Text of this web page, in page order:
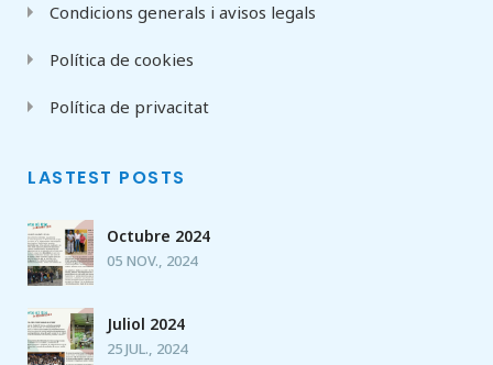
Condicions generals i avisos legals
Política de cookies
Política de privacitat
LASTEST POSTS
Octubre 2024
05 NOV., 2024
Juliol 2024
25 JUL., 2024